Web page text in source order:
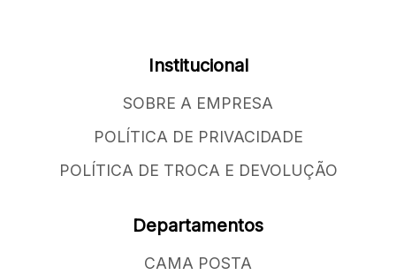
Institucional
SOBRE A EMPRESA
POLÍTICA DE PRIVACIDADE
POLÍTICA DE TROCA E DEVOLUÇÃO
Departamentos
CAMA POSTA